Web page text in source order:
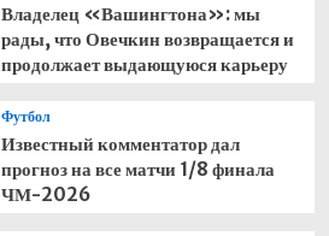
Владелец «Вашингтона»: мы
рады, что Овечкин возвращается и
продолжает выдающуюся карьеру
Футбол
Известный комментатор дал
прогноз на все матчи 1/8 финала
ЧМ-2026